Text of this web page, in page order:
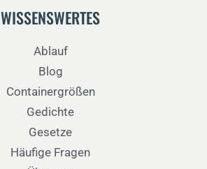
WISSENSWERTES
Ablauf
Blog
Containergrößen
Gedichte
Gesetze
Häufige Fragen